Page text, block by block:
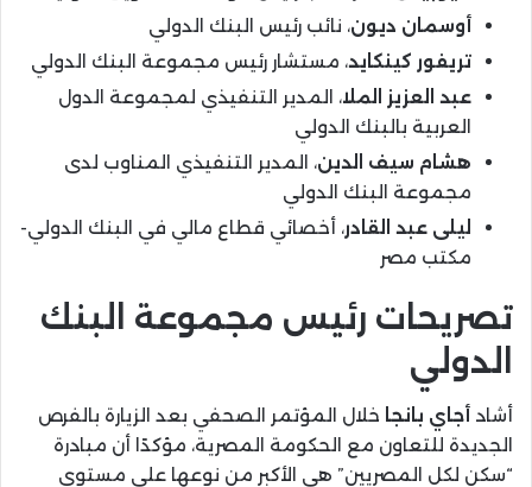
أوسمان ديون، نائب رئيس البنك الدولي
تريفور كينكايد، مستشار رئيس مجموعة البنك الدولي
عبد العزيز الملا، المدير التنفيذي لمجموعة الدول
العربية بالبنك الدولي
هشام سيف الدين، المدير التنفيذي المناوب لدى
مجموعة البنك الدولي
ليلى عبد القادر، أخصائي قطاع مالي في البنك الدولي-
مكتب مصر
تصريحات رئيس مجموعة البنك
الدولي
أشاد أجاي بانجا خلال المؤتمر الصحفي بعد الزيارة بالفرص
الجديدة للتعاون مع الحكومة المصرية، مؤكدًا أن مبادرة
“سكن لكل المصريين” هي الأكبر من نوعها على مستوى